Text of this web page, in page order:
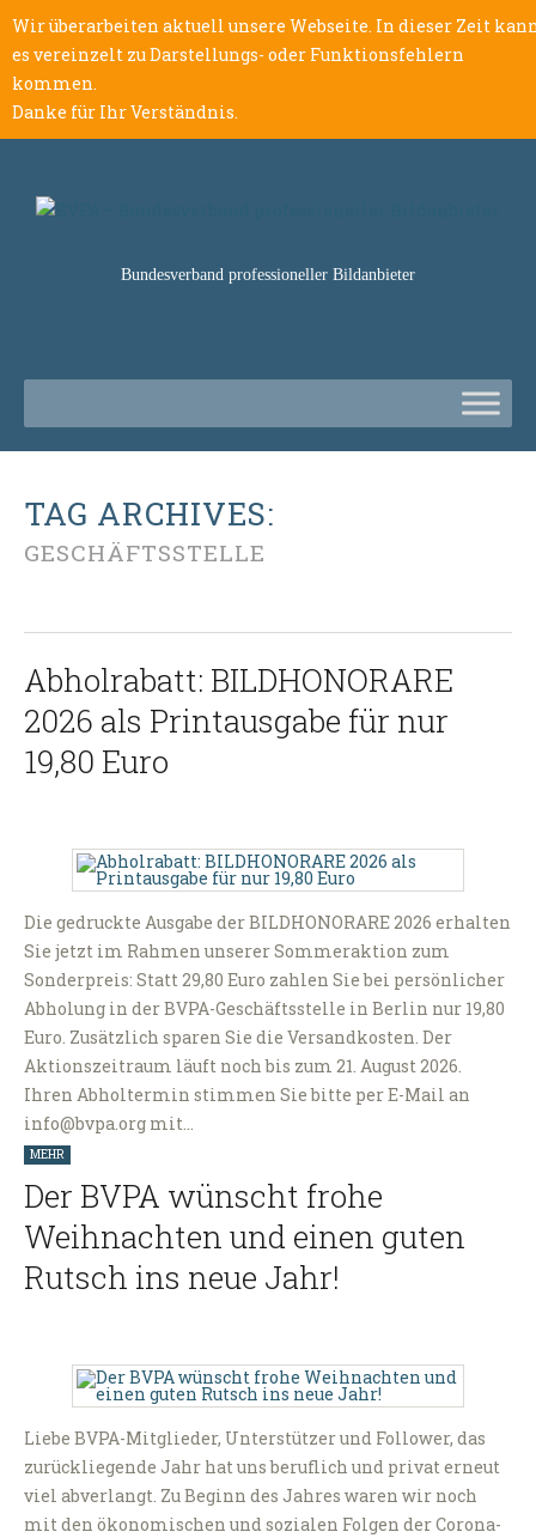
Wir überarbeiten aktuell unsere Webseite. In dieser Zeit
es vereinzelt zu Darstellungs- oder Funktionsfehlern
kommen.
Danke für Ihr Verständnis.
Bundesverband professioneller Bildanbieter
TAG ARCHIVES:
GESCHÄFTSSTELLE
Abholrabatt: BILDHONORARE
2026 als Printausgabe für nur
19,80 Euro
Die gedruckte Ausgabe der BILDHONORARE 2026 erhalten
Sie jetzt im Rahmen unserer Sommeraktion zum
Sonderpreis: Statt 29,80 Euro zahlen Sie bei persönlicher
Abholung in der BVPA-Geschäftsstelle in Berlin nur 19,80
Euro. Zusätzlich sparen Sie die Versandkosten. Der
Aktionszeitraum läuft noch bis zum 21. August 2026.
Ihren Abholtermin stimmen Sie bitte per E-Mail an
info@bvpa.org mit…
MEHR
Der BVPA wünscht frohe
Weihnachten und einen guten
Rutsch ins neue Jahr!
Liebe BVPA-Mitglieder, Unterstützer und Follower, das
zurückliegende Jahr hat uns beruflich und privat erneut
viel abverlangt. Zu Beginn des Jahres waren wir noch
mit den ökonomischen und sozialen Folgen der Corona-